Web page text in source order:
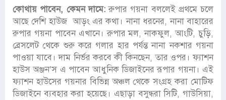
কোথায় পাবেন, কেমন দামে:রুপার গয়না বললেই প্রথমে চলে
আছে দেশি হাউজ আড়ং এর কথা। নানা ধরনের, নানা বাহারের
রুপার গয়না পাবেন এখানে। রুপার মল, নাকফুল, আংটি, চুড়ি,
ব্রেসলেট থেকে শুরু করে গলার হার পর্যন্ত নানা নকশার গয়না
পাওয়া যাবে। দাম নির্ভর করবে কী কিনছেন, তার ওপর। ফ্যাশন
হাউস অঞ্জন’স এ পাবেন আধুনিক ডিজাইনের রূপার গয়না। এই
ফ্যাশন হাউসের গয়নার বিভিন্ন অঞ্চল থেকে সংগ্রহ করা মোটিফ
ডিজাইনে ব্যবহার করা হয়েছে। এছাড়া বসুন্ধরা সিটি, গাউসিয়া,